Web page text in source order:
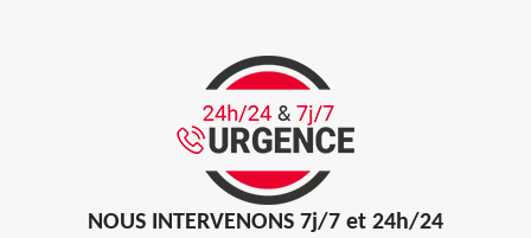
NOUS INTERVENONS 7j/7 et 24h/24